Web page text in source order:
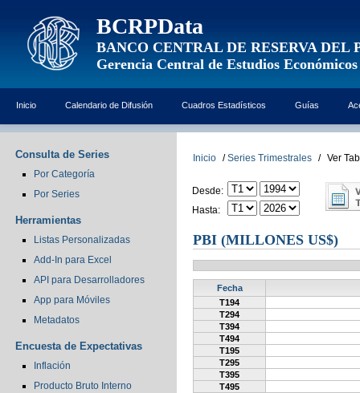
BCRPData
BANCO CENTRAL DE RESERVA DEL
Gerencia Central de Estudios Económicos
Inicio Calendario de Difusión Cuadros Estadísticos Guías
Consulta de Series
Por Categoría
Por Series
Herramientas
Listas Personalizadas
Add-In para Excel
API para Desarrolladores
App para Móviles
Metadatos
Encuesta de Expectativas
Inflación
Producto Bruto Interno
Inicio / Series Trimestrales / Ver
Desde:
Hasta:
PBI (MILLONES US$)
Fecha
T194
T294
T394
T494
T195
T295
T395
T495